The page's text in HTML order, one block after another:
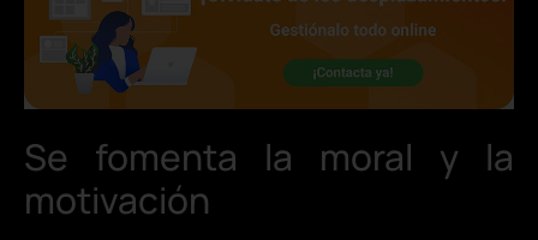
Se fomenta la moral y la
motivación